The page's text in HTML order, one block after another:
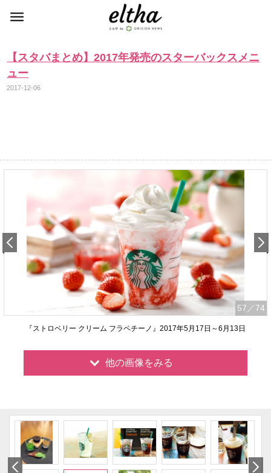
【スタバまとめ】2017年発売のスターバックスメニ
ュー
2017-12-06
57 ／74
『ストロベリー クリーム フラペチーノ』2017年5月17日～6月13日
他の画像をみる